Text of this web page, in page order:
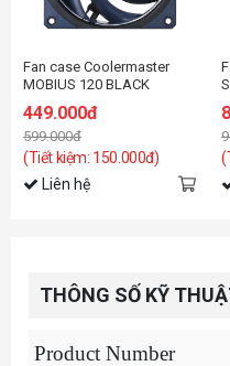
Fan case Coolermaster
MOBIUS 120 BLACK
449.000đ
599.000đ
(Tiết kiệm: 150.000đ)
Liên hệ
THÔNG SỐ KỸ
Product Number